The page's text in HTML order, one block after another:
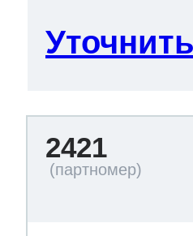
2421